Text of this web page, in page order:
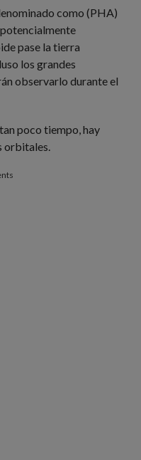
como (PHA)
pase la tierra
los grandes
observarlo durante el
poco tiempo, hay
orbitales.